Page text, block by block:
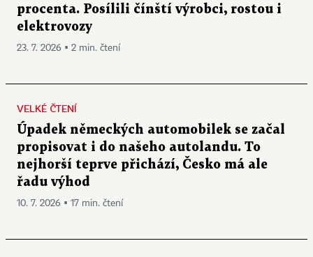
procenta. Posílili čínští výrobci, rostou i
elektrovozy
23. 7. 2026 ▪ 2 min. čtení
VELKÉ ČTENÍ
Úpadek německých automobilek se začal
propisovat i do našeho autolandu. To
nejhorší teprve přichází, Česko má ale
řadu výhod
10. 7. 2026 ▪ 17 min. čtení